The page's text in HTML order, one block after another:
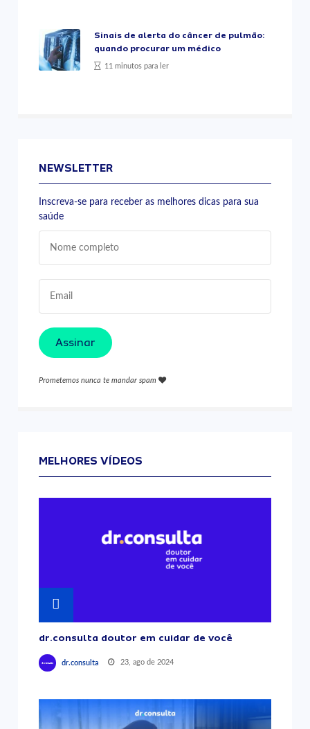
Sinais de alerta do câncer de pulmão:
quando procurar um médico
11 minutos para ler
NEWSLETTER
Inscreva-se para receber as melhores dicas para sua
saúde
Assinar
Prometemos nunca te mandar spam
MELHORES VÍDEOS
dr.consulta doutor em cuidar de você
dr.consulta 23, ago de 2024